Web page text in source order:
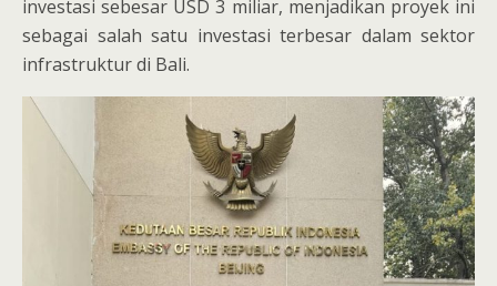
investasi sebesar USD 3 miliar, menjadikan proyek ini
sebagai salah satu investasi terbesar dalam sektor
infrastruktur di Bali.